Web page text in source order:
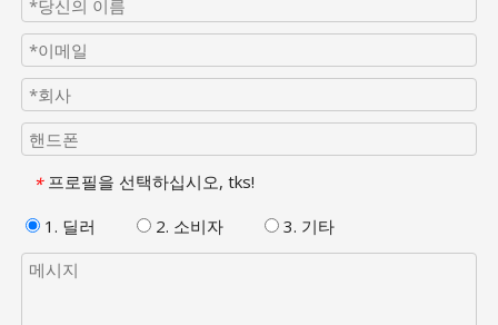
* 프로필을 선택하십시오, tks!
1. 딜러
2. 소비자 3. 기타